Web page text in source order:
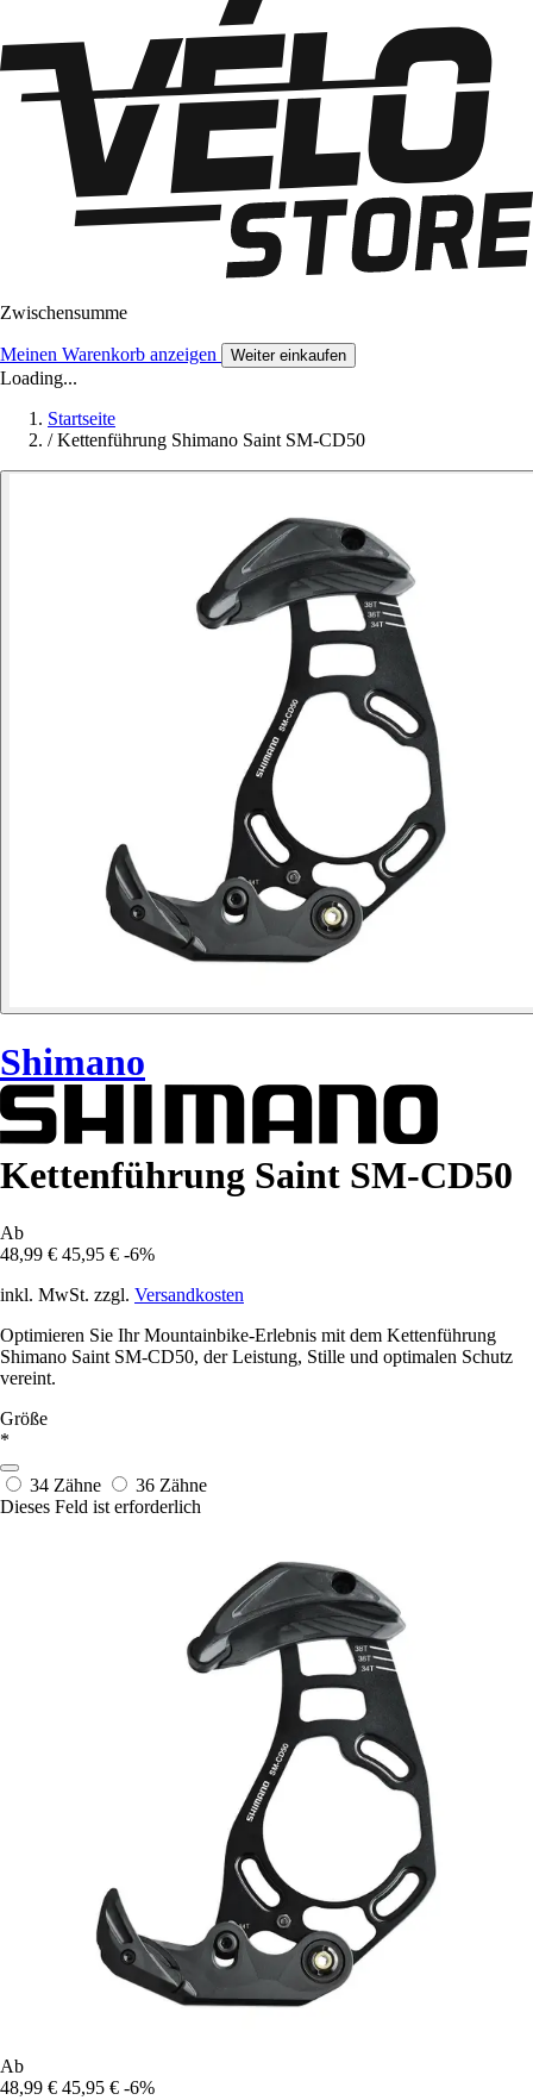
Zwischensumme
Meinen Warenkorb anzeigen Weiter einkaufen
Loading...
Startseite
/ Kettenführung Shimano Saint SM-CD50
Shimano
Kettenführung Saint SM-CD50
Ab
48,99 € 45,95 € -6%
inkl. MwSt. zzgl. Versandkosten
Optimieren Sie Ihr Mountainbike-Erlebnis mit dem Kettenführung
Shimano Saint SM-CD50, der Leistung, Stille und optimalen Schutz
vereint.
Größe
*
34 Zähne
36 Zähne
Dieses Feld ist erforderlich
Ab
48,99 € 45,95 € -6%